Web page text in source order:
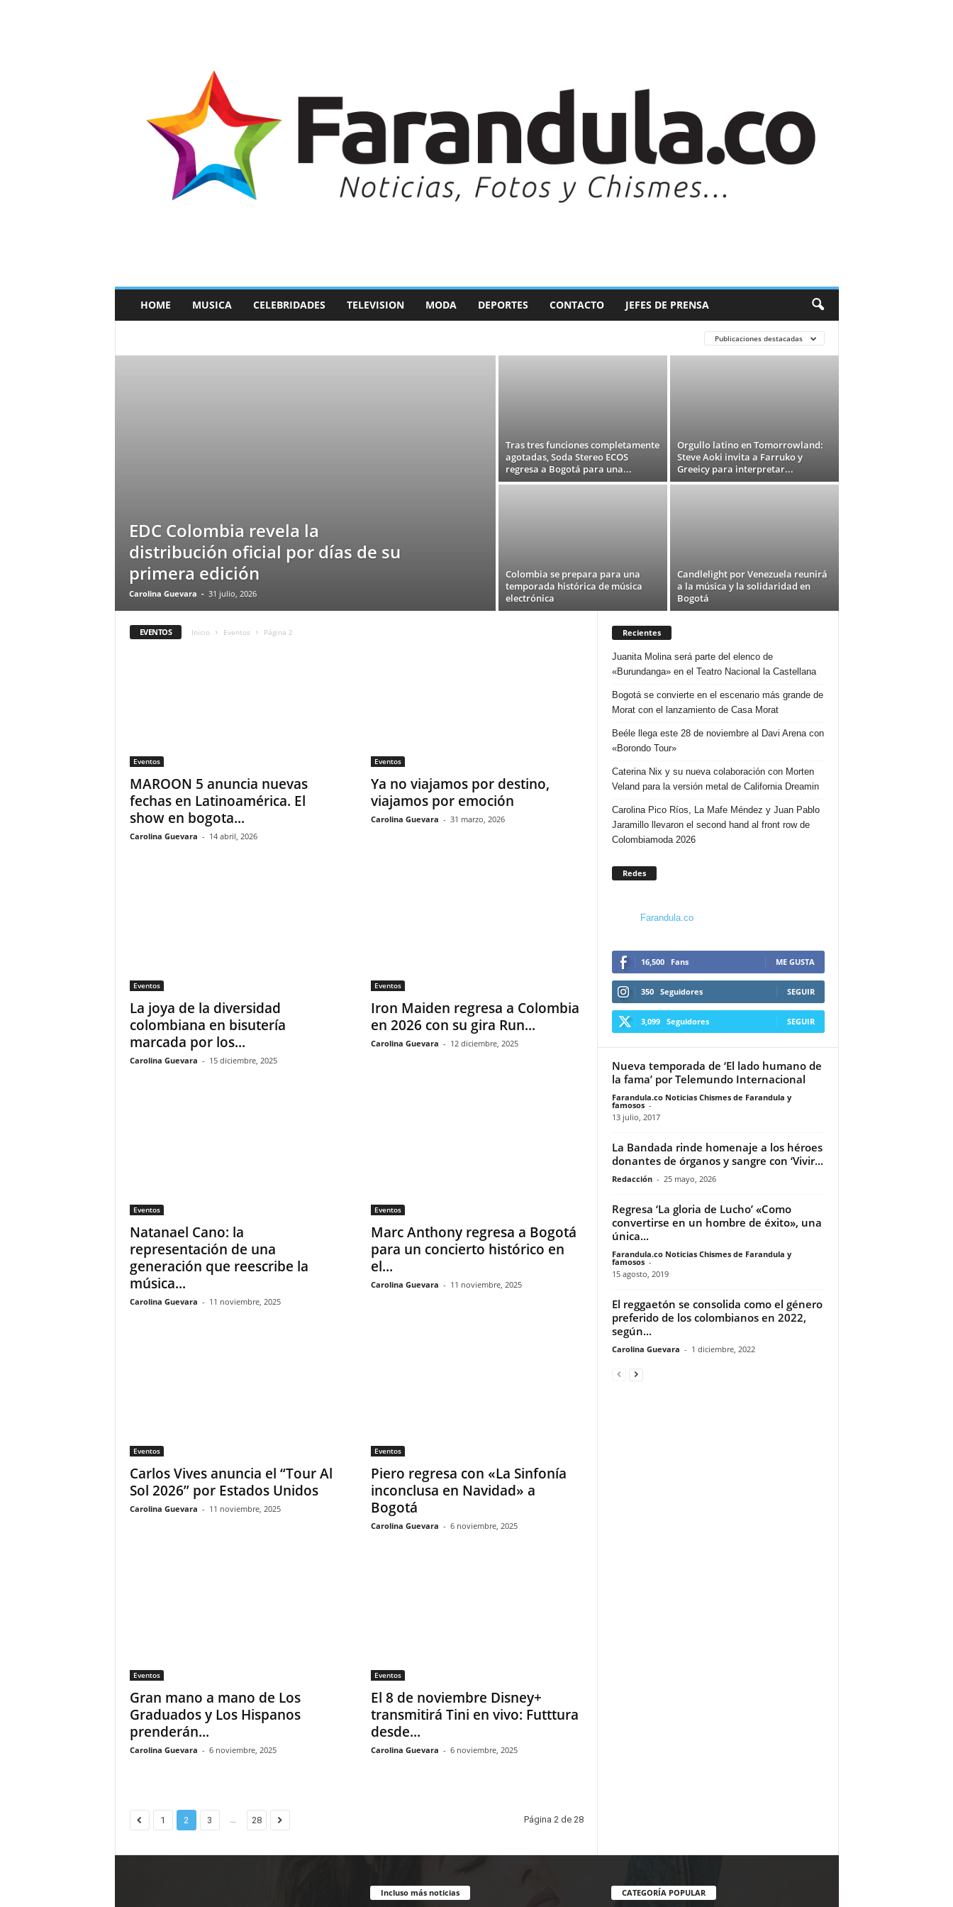
a
a
HOME MUSICA CELEBRIDADES TELEVISION MODA DEPORTES CONTACTO JEFES DE PRENSA
Publicaciones destacadas
EDC Colombia revela la
distribución oficial por días de su
primera edición
Carolina Guevara - 31 julio, 2026
Tras tres funciones completamente
agotadas, Soda Stereo ECOS
regresa a Bogotá para una...
Orgullo latino en Tomorrowland:
Steve Aoki invita a Farruko y
Greeicy para interpretar...
Colombia se prepara para una
temporada histórica de música
electrónica
Candlelight por Venezuela reunirá
a la música y la solidaridad en
Bogotá
EVENTOS Inicio Eventos Página 2
Eventos
MAROON 5 anuncia nuevas
fechas en Latinoamérica. El
show en bogota...
Carolina Guevara - 14 abril, 2026
Eventos
Ya no viajamos por destino,
viajamos por emoción
Carolina Guevara - 31 marzo, 2026
Eventos
La joya de la diversidad
colombiana en bisutería
marcada por los...
Carolina Guevara - 15 diciembre, 2025
Eventos
Iron Maiden regresa a Colombia
en 2026 con su gira Run...
Carolina Guevara - 12 diciembre, 2025
Eventos
Natanael Cano: la
representación de una
generación que reescribe la
música...
Carolina Guevara - 11 noviembre, 2025
Eventos
Marc Anthony regresa a Bogotá
para un concierto histórico en
el...
Carolina Guevara - 11 noviembre, 2025
Eventos
Carlos Vives anuncia el “Tour Al
Sol 2026” por Estados Unidos
Carolina Guevara - 11 noviembre, 2025
Eventos
Piero regresa con «La Sinfonía
inconclusa en Navidad» a
Bogotá
Carolina Guevara - 6 noviembre, 2025
Eventos
Gran mano a mano de Los
Graduados y Los Hispanos
prenderán...
Carolina Guevara - 6 noviembre, 2025
Eventos
El 8 de noviembre Disney+
transmitirá Tini en vivo: Futttura
desde...
Carolina Guevara - 6 noviembre, 2025
1 2 3 ... 28 Página 2 de 28
Recientes
Juanita Molina será parte del elenco de
«Burundanga» en el Teatro Nacional la Castellana
Bogotá se convierte en el escenario más grande de
Morat con el lanzamiento de Casa Morat
Beéle llega este 28 de noviembre al Davi Arena con
«Borondo Tour»
Caterina Nix y su nueva colaboración con Morten
Veland para la versión metal de California Dreamin
Carolina Pico Ríos, La Mafe Méndez y Juan Pablo
Jaramillo llevaron el second hand al front row de
Colombiamoda 2026
Redes
Farandula.co
16,500 Fans ME GUSTA
350 Seguidores SEGUIR
3,099 Seguidores SEGUIR
Nueva temporada de ‘El lado humano de
la fama’ por Telemundo Internacional
Farandula.co Noticias Chismes de Farandula y
famosos -
13 julio, 2017
La Bandada rinde homenaje a los héroes
donantes de órganos y sangre con ‘Vivir...
Redacción - 25 mayo, 2026
Regresa ‘La gloria de Lucho’ «Como
convertirse en un hombre de éxito», una
única...
Farandula.co Noticias Chismes de Farandula y
famosos -
15 agosto, 2019
El reggaetón se consolida como el género
preferido de los colombianos en 2022,
según...
Carolina Guevara - 1 diciembre, 2022
Incluso más noticias CATEGORÍA POPULAR